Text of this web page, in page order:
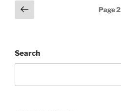
Posts
pagination
Previous
page
Page2
Search